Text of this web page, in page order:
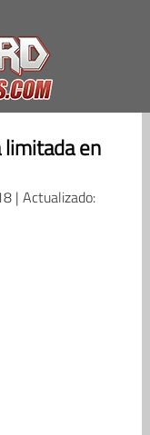
limitada en
| Actualizado: